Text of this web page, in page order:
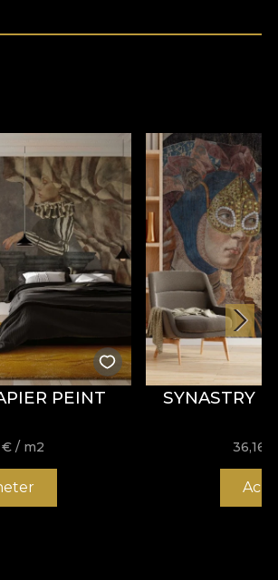
PEINT
€ / m2
SYNASTRY
36,16